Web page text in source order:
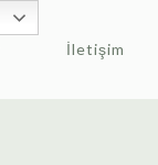
İletişim